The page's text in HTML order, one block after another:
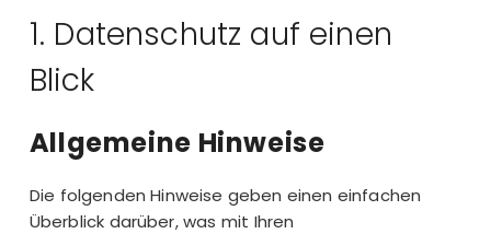
1. Datenschutz auf einen
Blick
Allgemeine Hinweise
Die folgenden Hinweise geben einen einfachen
Überblick darüber, was mit Ihren